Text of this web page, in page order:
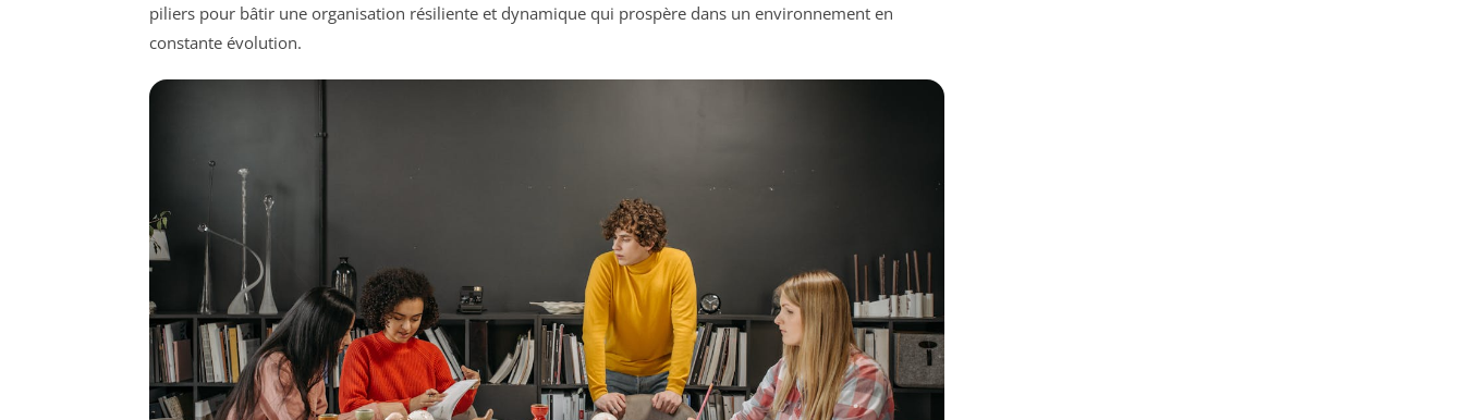
piliers pour bâtir une organisation résiliente et dynamique qui prospère dans un environnement en
constante évolution.